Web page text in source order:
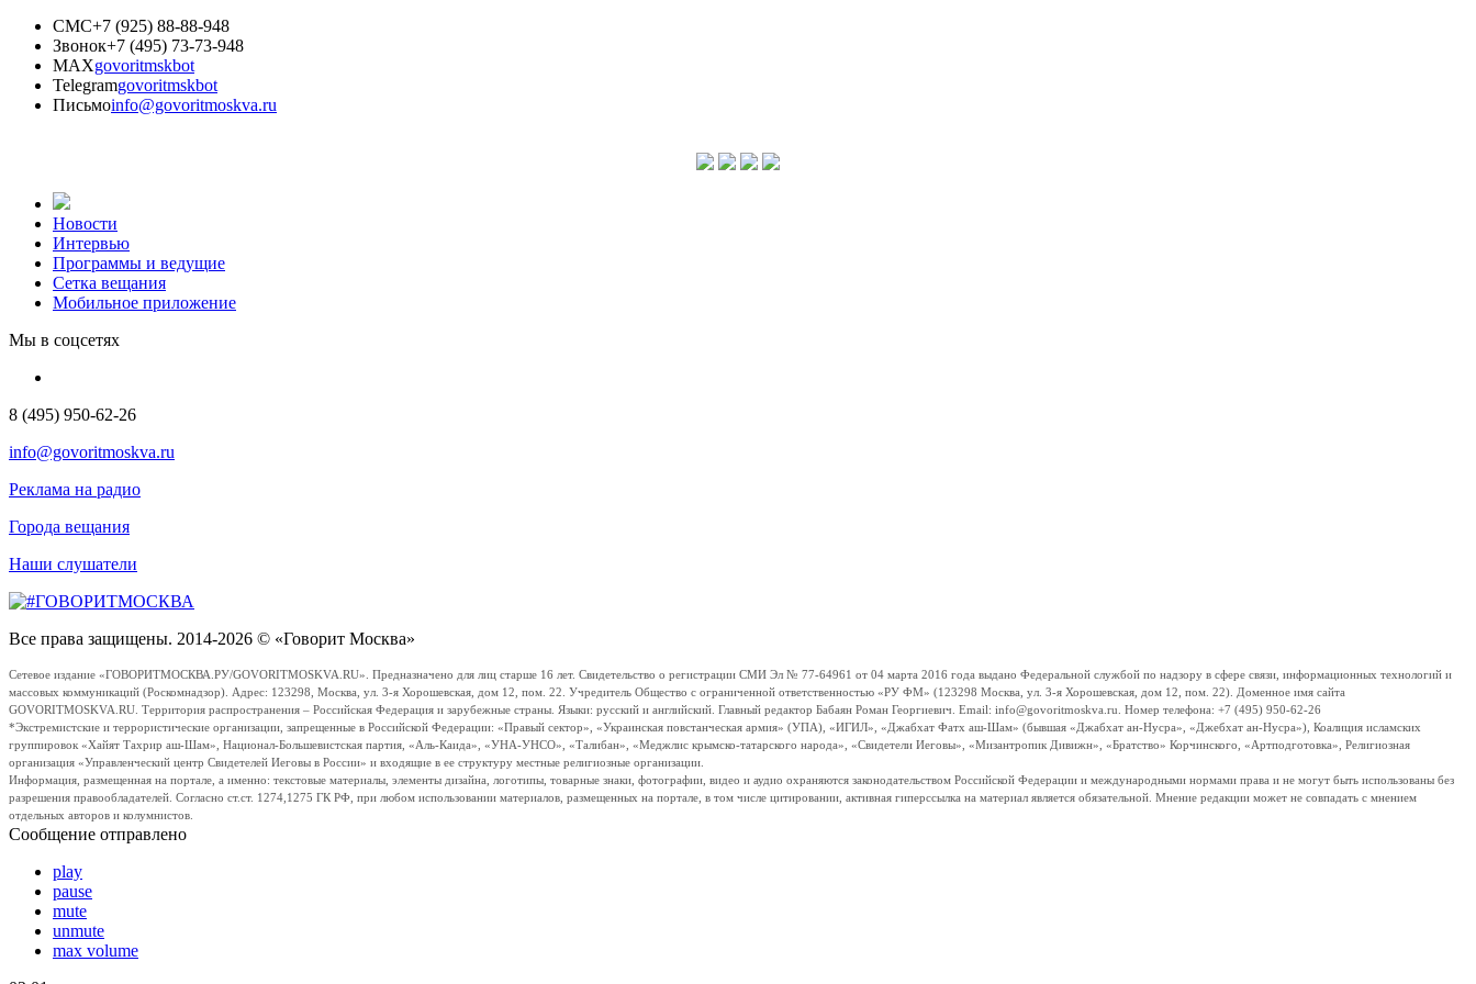
СМС+7 (925) 88-88-948
Звонок+7 (495) 73-73-948
MAXgovoritmskbot
Telegramgovoritmskbot
Письмоinfo@govoritmoskva.ru
Новости
Интервью
Программы и ведущие
Сетка вещания
Мобильное приложение
Мы в соцсетях
8 (495) 950-62-26
info@govoritmoskva.ru
Реклама на радио
Города вещания
Наши слушатели
Все права защищены. 2014-2026 © «Говорит Москва»
Сетевое издание «ГОВОРИТМОСКВА.РУ/GOVORITMOSKVA.RU». Предназначено для лиц старше 16 лет. Свидетельство о регистрации СМИ Эл № 77-64961 от 04 марта 2016 года выдано Федеральной службой по надзору в сфере связи, информационных технологий и
массовых коммуникаций (Роскомнадзор). Адрес: 123298, Москва, ул. 3-я Хорошевская, дом 12, пом. 22. Учредитель Общество с ограниченной ответственностью «РУ ФМ» (123298 Москва, ул. 3-я Хорошевская, дом 12, пом. 22). Доменное имя сайта
GOVORITMOSKVA.RU. Территория распространения – Российская Федерация и зарубежные страны. Языки: русский и английский. Главный редактор Бабаян Роман Георгиевич. Email: info@govoritmoskva.ru. Номер телефона: +7 (495) 950-62-26
*Экстремистские и террористические организации, запрещенные в Российской Федерации: «Правый сектор», «Украинская повстанческая армия» (УПА), «ИГИЛ», «Джабхат Фатх аш-Шам» (бывшая «Джабхат ан-Нусра», «Джебхат ан-Нусра»), Коалиция исламских
группировок «Хайят Тахрир аш-Шам», Национал-Большевистская партия, «Аль-Каида», «УНА-УНСО», «Талибан», «Меджлис крымско-татарского народа», «Свидетели Иеговы», «Мизантропик Дивижн», «Братство» Корчинского, «Артподготовка», Религиозная
организация «Управленческий центр Свидетелей Иеговы в России» и входящие в ее структуру местные религиозные организации.
Информация, размещенная на портале, а именно: текстовые материалы, элементы дизайна, логотипы, товарные знаки, фотографии, видео и аудио охраняются законодательством Российской Федерации и международными нормами права и не могут быть использованы без
разрешения правообладателей. Согласно ст.ст. 1274,1275 ГК РФ, при любом использовании материалов, размещенных на портале, в том числе цитировании, активная гиперссылка на материал является обязательной. Мнение редакции может не совпадать с мнением
отдельных авторов и колумнистов.
Сообщение отправлено
play
pause
mute
unmute
max volume